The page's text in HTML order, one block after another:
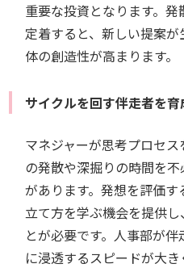
重要な投資となります。
定着すると、新しい提案
体の創造性が高まります。
サイクルを回す伴走者を育
マネジャーが思考プロセ
の発散や深掘りの時間を
があります。発想を評価
立て方を学ぶ機会を提供
とが必要です。人事部が
に浸透するスピードが大き